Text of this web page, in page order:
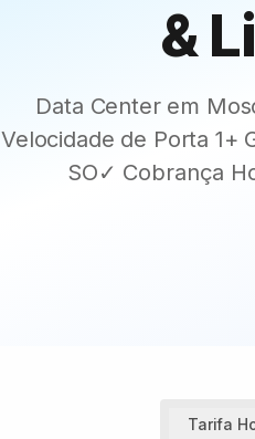
&
Data Center em
Velocidade de Porta 1+
SO✓ Cobrança
Tarifa